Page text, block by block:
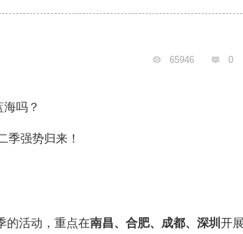
 65946  0
吗？
季强势归来！
的活动，重点在南昌、合肥、成都、深圳 开